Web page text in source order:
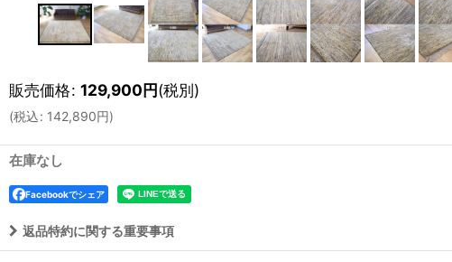
販売価格: 129,900円(税別)
(税込: 142,890円)
在庫なし
Facebookでシェア
返品特約に関する重要事項